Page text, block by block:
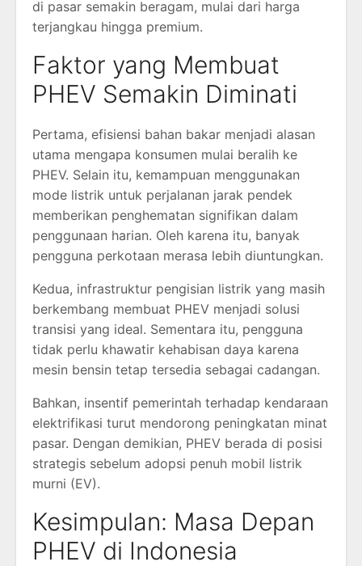
di pasar semakin beragam, mulai dari harga
terjangkau hingga premium.
Faktor yang Membuat
PHEV Semakin Diminati
Pertama, efisiensi bahan bakar menjadi alasan
utama mengapa konsumen mulai beralih ke
PHEV. Selain itu, kemampuan menggunakan
mode listrik untuk perjalanan jarak pendek
memberikan penghematan signifikan dalam
penggunaan harian. Oleh karena itu, banyak
pengguna perkotaan merasa lebih diuntungkan.
Kedua, infrastruktur pengisian listrik yang masih
berkembang membuat PHEV menjadi solusi
transisi yang ideal. Sementara itu, pengguna
tidak perlu khawatir kehabisan daya karena
mesin bensin tetap tersedia sebagai cadangan.
Bahkan, insentif pemerintah terhadap kendaraan
elektrifikasi turut mendorong peningkatan minat
pasar. Dengan demikian, PHEV berada di posisi
strategis sebelum adopsi penuh mobil listrik
murni (EV).
Kesimpulan: Masa Depan
PHEV di Indonesia